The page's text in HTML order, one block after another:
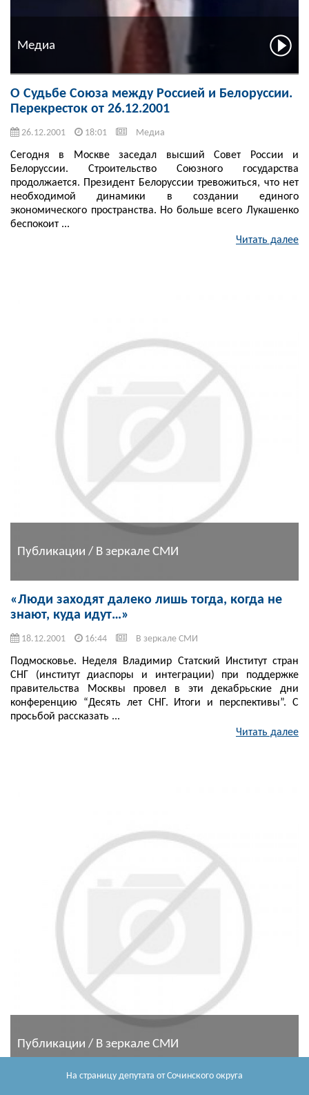
На страницу депутата от Сочинского округа
Медиа
О Судьбе Союза между Россией и Белоруссии.
Перекресток от 26.12.2001
26.12.2001 18:01 Медиа
Сегодня в Москве заседал высший Совет России и
Белоруссии. Строительство Союзного государства
продолжается. Президент Белоруссии тревожиться, что нет
необходимой динамики в создании единого
экономического пространства. Но больше всего Лукашенко
беспокоит ...
Читать далее
Публикации / В зеркале СМИ
«Люди заходят далеко лишь тогда, когда не
знают, куда идут…»
18.12.2001 16:44 В зеркале СМИ
Подмосковье. Неделя Владимир Статский Институт стран
СНГ (институт диаспоры и интеграции) при поддержке
правительства Москвы провел в эти декабрьские дни
конференцию “Десять лет СНГ. Итоги и перспективы”. С
просьбой рассказать ...
Читать далее
Публикации / В зеркале СМИ